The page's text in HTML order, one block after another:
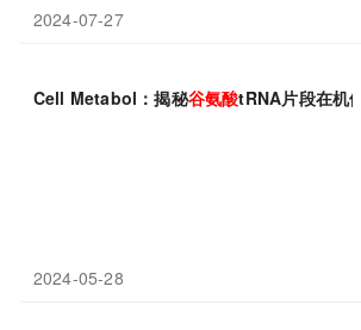
2024-07-27
Cell Metabol：揭秘谷氨酸tRNA片段在机
2024-05-28